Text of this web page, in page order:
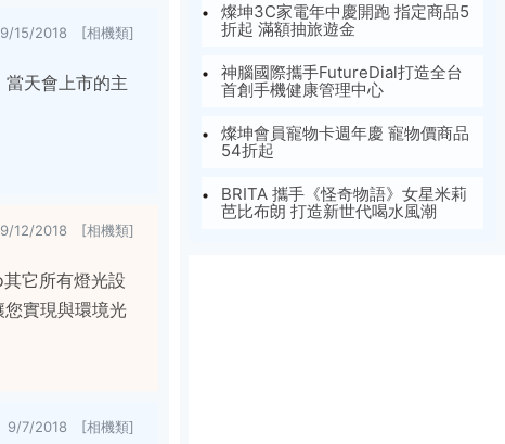
9/15/2018 [相機類]
天會上市的主
9/12/2018 [相機類]
它所有燈光設
實現與環境光
9/7/2018 [相機類]
燦坤3C家電年中慶開跑 指定商品5
折起 滿額抽旅遊金
神腦國際攜手FutureDial打造全台
首創手機健康管理中心
燦坤會員寵物卡週年慶 寵物價商品
54折起
BRITA 攜手《怪奇物語》女星米莉
芭比布朗 打造新世代喝水風潮